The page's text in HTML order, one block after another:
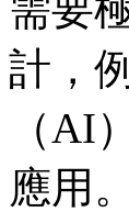
計，
（AI
應用